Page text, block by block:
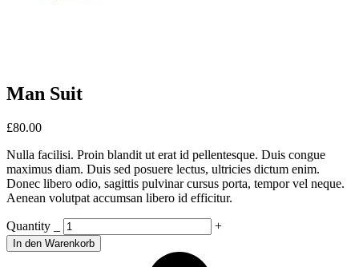
Man Suit
£80.00
Nulla facilisi. Proin blandit ut erat id pellentesque. Duis congue
maximus diam. Duis sed posuere lectus, ultricies dictum enim.
Donec libero odio, sagittis pulvinar cursus porta, tempor vel neque.
Aenean volutpat accumsan libero id efficitur.
Man
Suit
quantity
Quantity +
In den Warenkorb